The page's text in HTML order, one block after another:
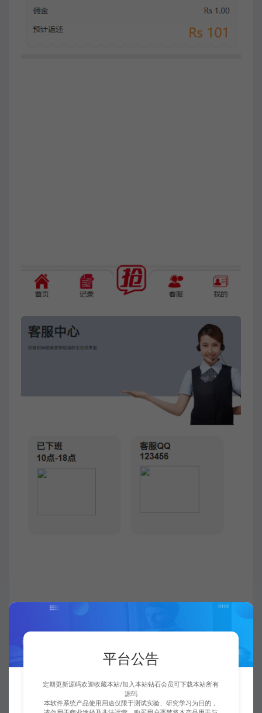
平台公告
定期更新源码欢迎收藏本站/加入本站钻石会员可下载本站所有
源码
本软件系统产品使用用途仅限于测试实验、研究学习为目的，